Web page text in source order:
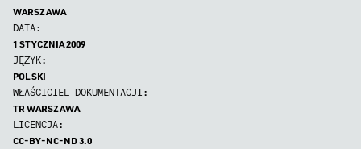
WARSZAWA
DATA:
1 STYCZNIA 2009
JĘZYK:
POLSKI
WŁAŚCICIEL DOKUMENTACJI:
TR WARSZAWA
LICENCJA:
CC-BY-NC-ND 3.0